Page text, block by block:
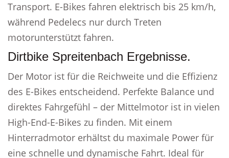
Transport. E-Bikes fahren elektrisch bis 25 km/h,
während Pedelecs nur durch Treten
motorunterstützt fahren.
Dirtbike Spreitenbach Ergebnisse.
Der Motor ist für die Reichweite und die Effizienz
des E-Bikes entscheidend. Perfekte Balance und
direktes Fahrgefühl – der Mittelmotor ist in vielen
High-End-E-Bikes zu finden. Mit einem
Hinterradmotor erhältst du maximale Power für
eine schnelle und dynamische Fahrt. Ideal für